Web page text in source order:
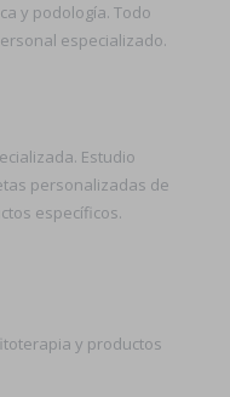
y podología. Todo
especializado.
Estudio
personalizadas de
específicos.
y productos